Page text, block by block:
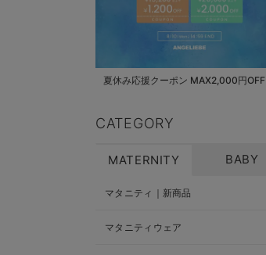
夏休み応援クーポン MAX2,000円OFF
CATEGORY
MATERNITY BABY
マタニティ｜新商品
マタニティウェア